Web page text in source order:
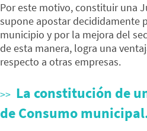
Por este motivo, constituir una
supone apostar decididamente
municipio y por la mejora del
de esta manera, logra una
respecto a otras empresas.
La constitución de
de Consumo